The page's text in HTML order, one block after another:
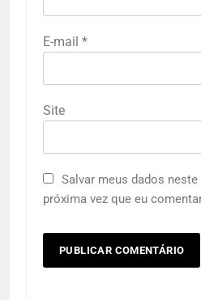
E-mail *
Site
Salvar meus dados neste
próxima vez que eu